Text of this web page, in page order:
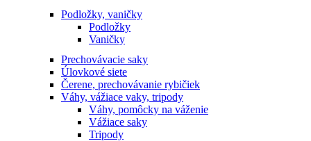
Podložky, vaničky
Podložky
Vaničky
Prechovávacie saky
Úlovkové siete
Čerene, prechovávanie rybičiek
Váhy, vážiace vaky, tripody
Váhy, pomôcky na váženie
Vážiace saky
Tripody